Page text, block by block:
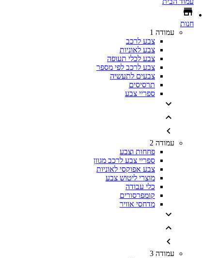
חנות
עמודה 1
צבע לרכב
צבע לאוניות
צבע לכלי תעופה
צבע לרכב לפי מספר
צבעים לתעשיה
תרסיסים
ספריי צבע
עמודה 2
פחחות וצבע
ספריי צבע לרכב מגוון
צבע אפוקסי לאוניות
מוצרי ליטוש צבע
כלי עבודה
קומפרסורים
מדחסי אוויר
עמודה 3